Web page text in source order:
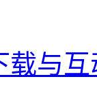
载与